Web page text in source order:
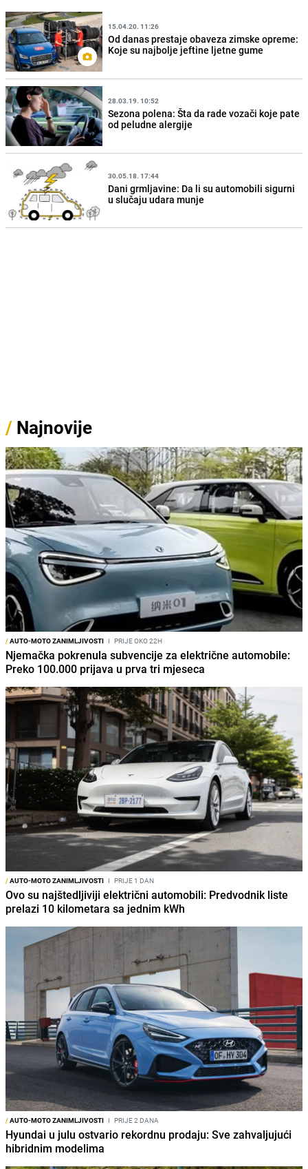
15.04.20. 11:26
Od danas prestaje obaveza zimske opreme:
Koje su najbolje jeftine ljetne gume
28.03.19. 10:52
Sezona polena: Šta da rade vozači koje pate
od peludne alergije
30.05.18. 17:44
Dani grmljavine: Da li su automobili sigurni
u slučaju udara munje
/ Najnovije
/AUTO-MOTO ZANIMLJIVOSTI I PRIJE OKO 22H
Njemačka pokrenula subvencije za električne automobile:
Preko 100.000 prijava u prva tri mjeseca
/AUTO-MOTO ZANIMLJIVOSTI I PRIJE 1 DAN
Ovo su najštedljiviji električni automobili: Predvodnik liste
prelazi 10 kilometara sa jednim kWh
/AUTO-MOTO ZANIMLJIVOSTI I PRIJE 2 DANA
Hyundai u julu ostvario rekordnu prodaju: Sve zahvaljujući
hibridnim modelima